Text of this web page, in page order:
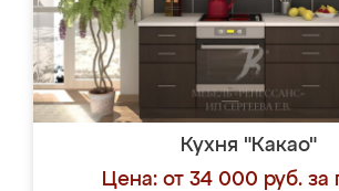
Кухня "Какао"
Цена: от 34 000 руб. за